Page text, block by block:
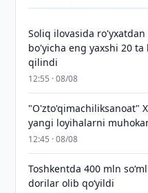
Soliq ilovasida
bo'yicha eng yaxshi 20
qilindi
12:55 · 08/08
"O'zto'qimachiliksanoat"
yangi loyihalarni
12:45 · 08/08
Toshkentda 400 mln
dorilar olib qo‘yildi